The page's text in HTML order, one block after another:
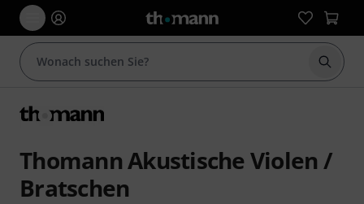
Suche
Thomann Akustische Violen /
Bratschen